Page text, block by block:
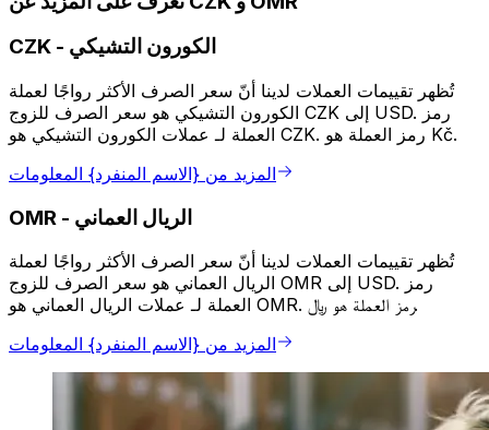
CZK - الكورون التشيكي
تُظهر تقييمات العملات لدينا أنّ سعر الصرف الأكثر رواجًا لعملة
الكورون التشيكي هو سعر الصرف للزوج CZK إلى USD. رمز
العملة لـ عملات الكورون التشيكي هو CZK. رمز العملة هو Kč.
المزيد من {الاسم المنفرد} المعلومات
OMR - الريال العماني
تُظهر تقييمات العملات لدينا أنّ سعر الصرف الأكثر رواجًا لعملة
الريال العماني هو سعر الصرف للزوج OMR إلى USD. رمز
العملة لـ عملات الريال العماني هو OMR. رمز العملة هو ﷼.
المزيد من {الاسم المنفرد} المعلومات